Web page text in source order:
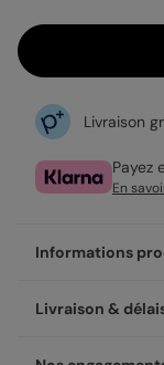
Livraison
Payez
En
Informations
Personnalisez
Livraison &